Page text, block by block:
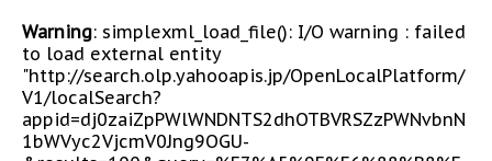
Warning: simplexml_load_file(): I/O warning : failed
to load external entity
"http://search.olp.yahooapis.jp/OpenLocalPlatform/
V1/localSearch?
appid=dj0zaiZpPWlWNDNTS2dhOTBVRSZzPWNvbnN
1bWVyc2VjcmV0Jng9OGU-